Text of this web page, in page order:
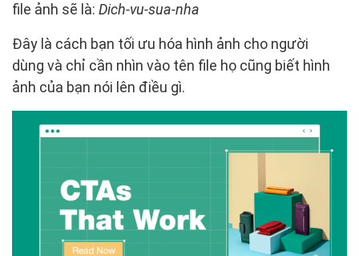
file ảnh sẽ là: Dich-vu-sua-nha
Đây là cách bạn tối ưu hóa hình ảnh cho người
dùng và chỉ cần nhìn vào tên file họ cũng biết hình
ảnh của bạn nói lên điều gì.